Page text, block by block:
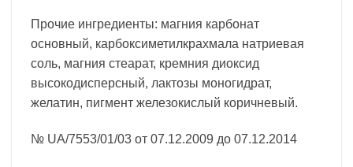
Прочие ингредиенты: магния карбонат
основный, карбоксиметилкрахмала натриевая
соль, магния стеарат, кремния диоксид
высокодисперсный, лактозы моногидрат,
желатин, пигмент железокислый коричневый.
№ UA/7553/01/03 от 07.12.2009 до 07.12.2014